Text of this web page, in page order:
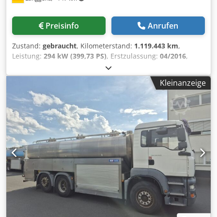
Preisinfo Anrufen
Zustand: gebraucht, Kilometerstand: 1.119.443 km,
Leistung: 294 kW (399,73 PS), Erstzulassung: 04/2016,
, Leergewicht:
Konfiguration:3 Achsen, Bremsen:Retarder, Farbe:
, Getriebetyp:
mechanisch, Emissionsklasse: , Federung: Luft,
Ausstattung:ABS, Anhängerkupplung, Bordcomputer,
Differentialsperre, Klimaanlage, Tempomat, , Hersteller:
MAN - Typ/Modell: TGS 26.400 (6x2) - Erstzulassung:
07.04.2016 - Laufleistung: 1.119.443 km - Anzahl Achsen: 3
- Schadstoffklasse: Euro6 - Getriebe: Schaltgetriebe -
Federung: Luft - Liftachse - Lenkachse - Bremse: Scheibe -
Klimaanlage - Länge: 9300 mm - Breite: 2550 mm - Höhe:
3200 mm - Leergewicht: 11990 kg - Aufbauhersteller:
Schwarte - Tankmaterial: Edelstahl - Tankvolumen gesamt:
15500 L - Tankkammern: 3 - Isoliert - Anlage-Bezeichnung:
Schwarte V 2000 - Kreiselpumpe - MAK 3002 Plus - Sampler
Kleinanzeige